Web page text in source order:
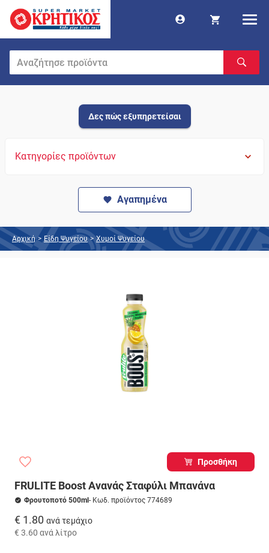
Δες πώς εξυπηρετείσαι
Κατηγορίες προϊόντων
Αγαπημένα
Αρχική > Είδη Ψυγείου > Χυμοί Ψυγείου
Προσθήκη
FRULITE Boost Ανανάς Σταφύλι Μπανάνα
Φρουτοποτό 500ml - Κωδ. προϊόντος 774689
€ 1.80 ανά τεμάχιο
€ 3.60 ανά λίτρο